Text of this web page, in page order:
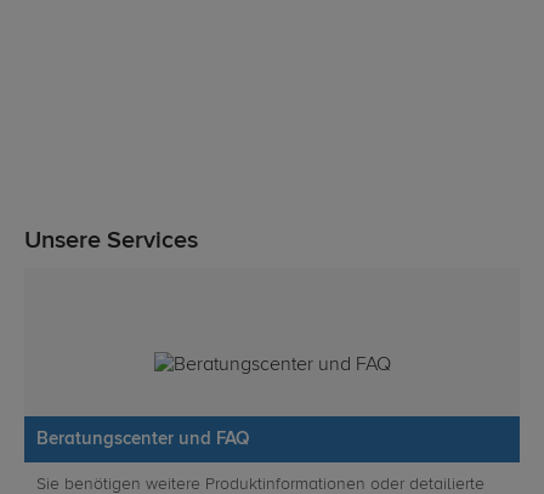
Unsere Services
Beratungscenter und FAQ
Sie benötigen weitere Produktinformationen oder detailierte